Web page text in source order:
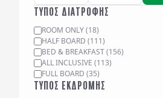
ΤΥΠΟΣ ΔΙΑΤΡΟΦΗΣ
FULL BOARD (35)
ALL INCLUSIVE (113)
BED & BREAKFAST(156)
HALF BOARD (111)
ROOM ONLY(18)
ΤΥΠΟΣ ΕΚΔΡΟΜΗΣ